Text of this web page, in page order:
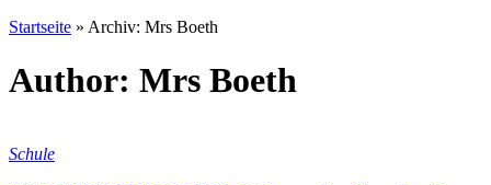
Startseite » Archiv: Mrs Boeth
Author: Mrs Boeth
Schule